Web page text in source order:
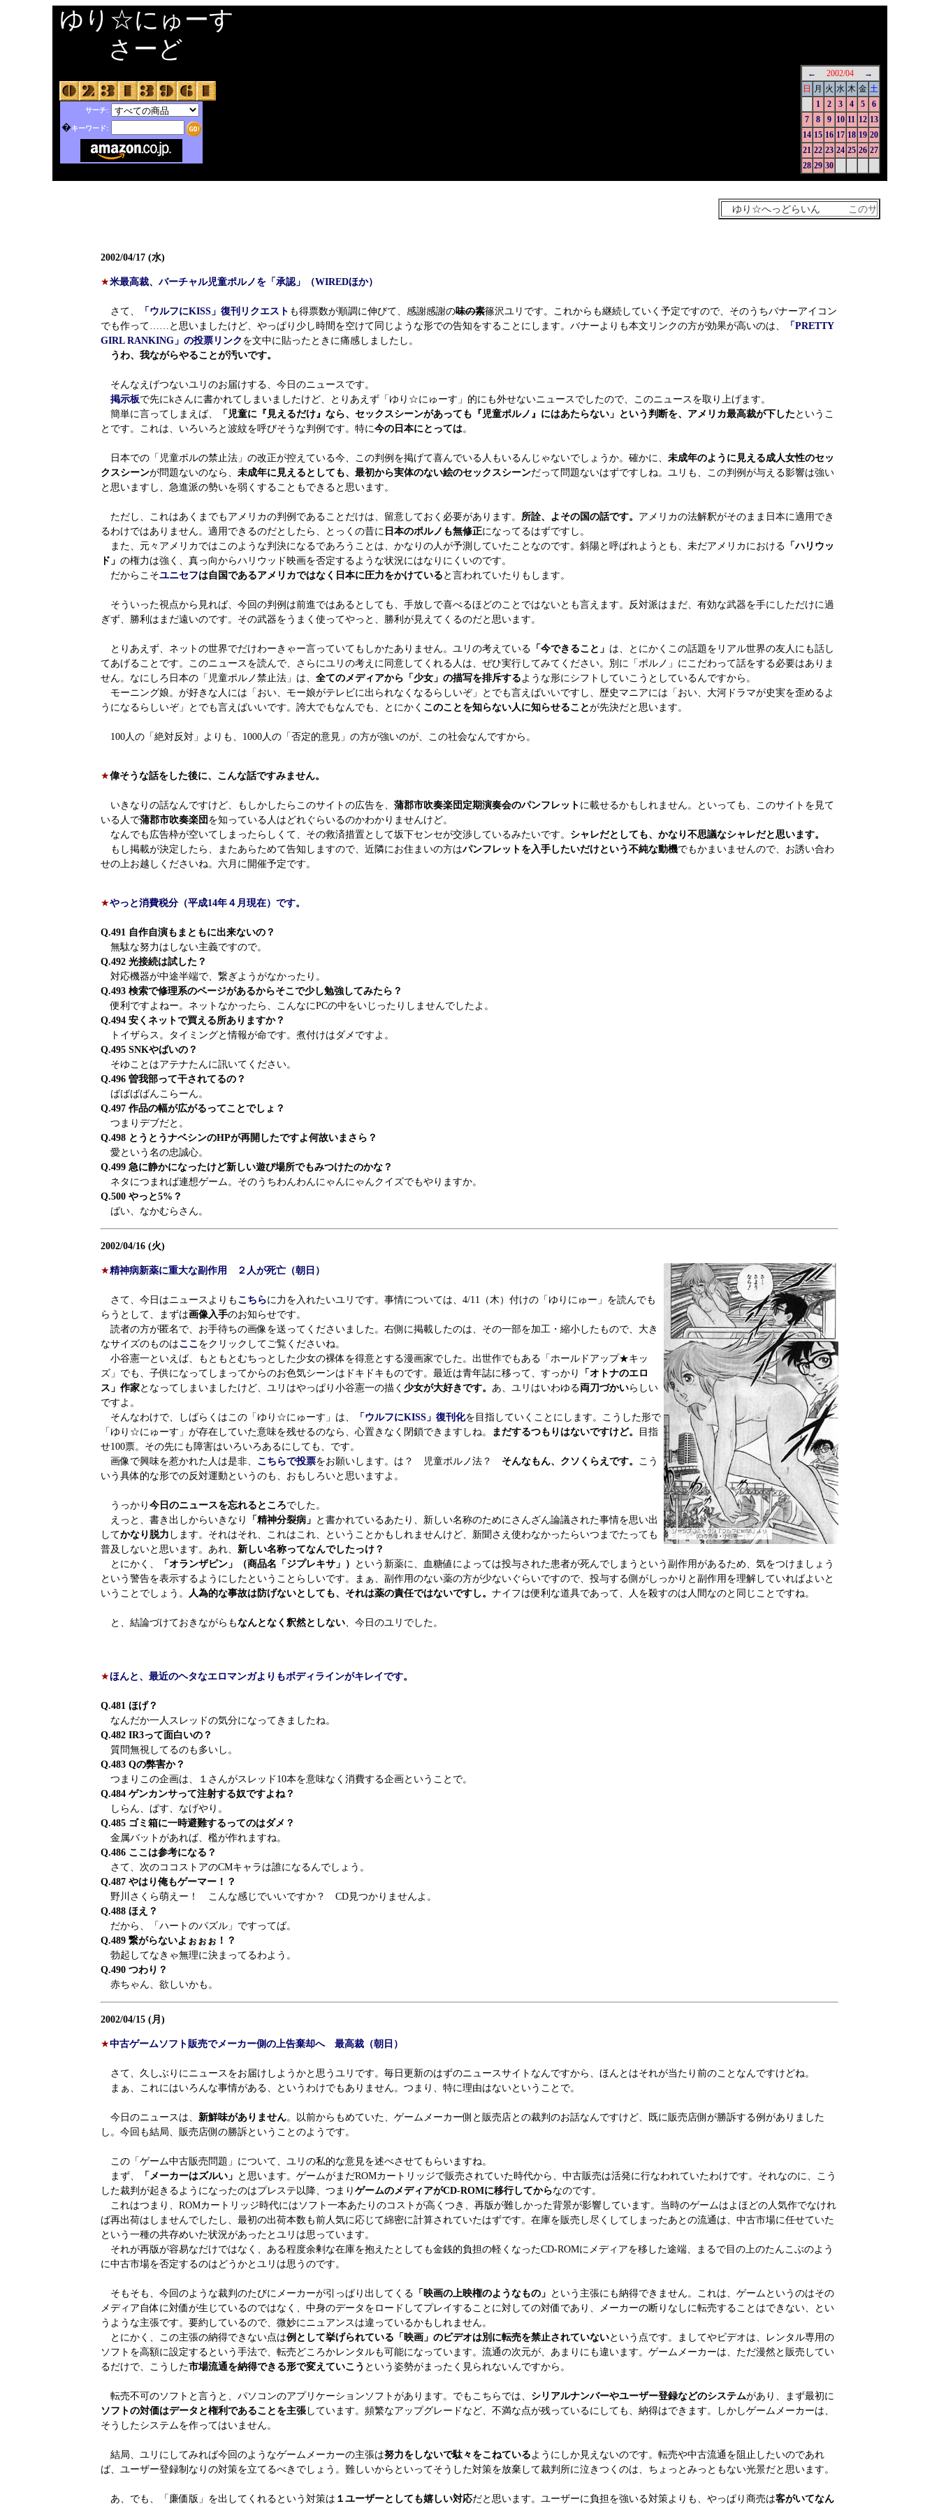
ゆり☆にゅーす
さーど
サーチ:
�キーワード:
← 2002/04
→
日
月 火 水 木 金 土
1
2 3 4 5
6
7
8 9 10 11 12 13
14 15 16 17 18 19 20
21 22 23 24 25 26 27
28 29 30
2002/04/17 (水)
★米最高裁、バーチャル児童ポルノを「承認」（WIREDほか）
さて、 「ウルフにKISS」復刊リクエスト も得票数が順調に伸びて、感謝感謝の味の素篠沢ユリです。これからも継続していく予定ですので、そのうちバナーアイコン
でも作って……と思いましたけど、やっぱり少し時間を空けて同じような形での告知をすることにします。バナーよりも本文リンクの方が効果が高いのは、
「PRETTY
GIRL RANKING」の投票リンク を文中に貼ったときに痛感しましたし。
うわ、我ながらやることが汚いです。
そんなえげつないユリのお届けする、今日のニュースです。
掲示板で先にkさんに書かれてしまいましたけど、とりあえず「ゆり☆にゅーす」的にも外せないニュースでしたので、このニュースを取り上げます。
簡単に言ってしまえば、
「児童に『見えるだけ』なら、セックスシーンがあっても『児童ポルノ』にはあたらない」という判断を、アメリカ最高裁が下した というこ
とです。これは、いろいろと波紋を呼びそうな判例です。特に今の日本にとっては。
日本での「児童ボルの禁止法」の改正が控えている今、この判例を掲げて喜んでいる人もいるんじゃないでしょうか。確かに、 未成年のように見える成人女性のセッ
クスシーンが問題ないのなら、 未成年に見えるとしても、最初から実体のない絵のセックスシーンだって問題ないはずですしね。ユリも、この判例が与える影響は強い
と思いますし、急進派の勢いを弱くすることもできると思います。
ただし、これはあくまでもアメリカの判例であることだけは、留意しておく必要があります。 所詮、よその国の話です。 アメリカの法解釈がそのまま日本に適用でき
るわけではありません。適用できるのだとしたら、とっくの昔に 日本のポルノも無修正になってるはずですし。
また、元々アメリカではこのような判決になるであろうことは、かなりの人が予測していたことなのです。斜陽と呼ばれようとも、未だアメリカにおける 「ハリウッ
ド」 の権力は強く、真っ向からハリウッド映画を否定するような状況にはなりにくいのです。
だからこそユニセフは自国であるアメリカではなく日本に圧力をかけている と言われていたりもします。
そういった視点から見れば、今回の判例は前進ではあるとしても、手放しで喜べるほどのことではないとも言えます。反対派はまだ、有効な武器を手にしただけに過
ぎず、勝利はまだ遠いのです。その武器をうまく使ってやっと、勝利が見えてくるのだと思います。
とりあえず、ネットの世界でだけわーきゃー言っていてもしかたありません。ユリの考えている 「今できること」 は、とにかくこの話題をリアル世界の友人にも話し
てあげることです。このニュースを読んで、さらにユリの考えに同意してくれる人は、ぜひ実行してみてください。別に「ポルノ」にこだわって話をする必要はありま
せん。なにしろ日本の「児童ポルノ禁止法」は、 全てのメディアから「少女」の描写を排斥するような形にシフトしていこうとしているんですから。
モーニング娘。が好きな人には「おい、モー娘がテレビに出られなくなるらしいぞ」とでも言えばいいですし、歴史マニアには「おい、大河ドラマが史実を歪めるよ
うになるらしいぞ」とでも言えばいいです。誇大でもなんでも、とにかく このことを知らない人に知らせることが先決だと思います。
100人の「絶対反対」よりも、1000人の「否定的意見」の方が強いのが、この社会なんですから。
★偉そうな話をした後に、こんな話ですみません。
いきなりの話なんですけど、もしかしたらこのサイトの広告を、 蒲郡市吹奏楽団定期演奏会のパンフレット に載せるかもしれません。といっても、このサイトを見て
いる人で蒲郡市吹奏楽団 を知っている人はどれぐらいるのかわかりませんけど。
なんでも広告枠が空いてしまったらしくて、その救済措置として坂下センセが交渉しているみたいです。 シャレだとしても、かなり不思議なシャレだと思います。
もし掲載が決定したら、またあらためて告知しますので、近隣にお住まいの方はパンフレットを入手したいだけという不純な動機でもかまいませんので、お誘い合わ
せの上お越しくださいね。六月に開催予定です。
★やっと消費税分（平成14年４月現在）です。
Q.491 自作自演もまともに出来ないの？
無駄な努力はしない主義ですので。
Q.492 光接続は試した？
対応機器が中途半端で、繋ぎようがなかったり。
Q.493 検索で修理系のページがあるからそこで少し勉強してみたら？
便利ですよねー。ネットなかったら、こんなにPCの中をいじったりしませんでしたよ。
Q.494 安くネットで買える所ありますか？
トイザらス。タイミングと情報が命です。煮付けはダメですよ。
Q.495 SNKやばいの？
そゆことはアテナたんに訊いてください。
Q.496 曽我部って干されてるの？
ばばばばんこらーん。
Q.497 作品の幅が広がるってことでしょ？
つまりデブだと。
Q.498 とうとうナベシンのHPが再開したですよ何故いまさら？
愛という名の忠誠心。
Q.499 急に静かになったけど新しい遊び場所でもみつけたのかな？
ネタにつまれば連想ゲーム。そのうちわんわんにゃんにゃんクイズでもやりますか。
Q.500 やっと5%？
ばい、なかむらさん。
2002/04/16 (火)
★精神病新薬に重大な副作用 ２人が死亡（朝日）
さて、今日はニュースよりも こちらに力を入れたいユリです。事情については、4/11（木）付けの「ゆりにゅー」を読んでも
らうとして、まずは画像入手のお知らせです。
読者の方が匿名で、お手待ちの画像を送ってくださいました。右側に掲載したのは、その一部を加工・縮小したもので、大き
なサイズのものはここ をクリックしてご覧くださいね。
小谷憲一といえば、もともとむちっとした少女の裸体を得意とする漫画家でした。出世作でもある「ホールドアップ★キッ
ズ」でも、子供になってしまってからのお色気シーンはドキドキものです。最近は青年誌に移って、すっかり
「オトナのエロ
ス」作家となってしまいましたけど、ユリはやっぱり小谷憲一の描く 少女が大好きです。 あ、ユリはいわゆる両刀づかいらしい
ですよ。
そんなわけで、しばらくはこの「ゆり☆にゅーす」は、
「ウルフにKISS」復刊化を目指していくことにします。こうした形で
「ゆり☆にゅーす」が存在していた意味を残せるのなら、心置きなく閉鎖できますしね。
まだするつもりはないですけど。
目指
せ100票。その先にも障害はいろいろあるにしても、です。
画像で興味を惹かれた人は是非、 こちらで投票をお願いします。は？ 児童ポルノ法？ そんなもん、クソくらえです。 こう
いう具体的な形での反対運動というのも、おもしろいと思いますよ。
うっかり 今日のニュースを忘れるところでした。
えっと、書き出しからいきなり
「精神分裂病」 と書かれているあたり、新しい名称のためにさんざん論議された事情を思い出
してかなり脱力 します。それはそれ、これはこれ、ということかもしれませんけど、新聞さえ使わなかったらいつまでたっても
普及しないと思います。あれ、 新しい名称ってなんでしたっけ？
とにかく、
「オランザピン」（商品名「ジプレキサ」）
という新薬に、血糖値によっては投与された患者が死んでしまうという副作用があるため、気をつけましょう
という警告を表示するようにしたということらしいです。まぁ、副作用のない薬の方が少ないぐらいですので、投与する側がしっかりと副作用を理解していればよいと
いうことでしょう。
人為的な事故は防げないとしても、それは薬の責任ではないですし。 ナイフは便利な道具であって、人を殺すのは人間なのと同じことですね。
と、結論づけておきながらもなんとなく釈然としない、今日のユリでした。
★ほんと、最近のヘタなエロマンガよりもボディラインがキレイです。
Q.481 ほげ？
なんだか一人スレッドの気分になってきましたね。
Q.482 IR3って面白いの？
質問無視してるのも多いし。
Q.483 Qの弊害か？
つまりこの企画は、１さんがスレッド10本を意味なく消費する企画ということで。
Q.484 ゲンカンサって注射する奴ですよね？
しらん、ぱす、なげやり。
Q.485 ゴミ箱に一時避難するってのはダメ？
金属バットがあれば、檻が作れますね。
Q.486 ここは参考になる？
さて、次のココストアのCMキャラは誰になるんでしょう。
Q.487 やはり俺もゲーマー！？
野川さくら萌えー！ こんな感じでいいですか？ CD見つかりませんよ。
Q.488 ほえ？
だから、「ハートのパズル」ですってば。
Q.489 繋がらないよぉぉぉ！？
勃起してなきゃ無理に決まってるわよう。
Q.490 つわり？
赤ちゃん、欲しいかも。
2002/04/15 (月)
★中古ゲームソフト販売でメーカー側の上告棄却へ 最高裁（朝日）
さて、久しぶりにニュースをお届けしようかと思うユリです。毎日更新のはずのニュースサイトなんですから、ほんとはそれが当たり前のことなんですけどね。
まぁ、これにはいろんな事情がある、というわけでもありません。つまり、特に理由はないということで。
今日のニュースは、 新鮮味がありません。以前からもめていた、ゲームメーカー側と販売店との裁判のお話なんですけど、既に販売店側が勝訴する例がありました
し。今回も結局、販売店側の勝訴ということのようです。
この「ゲーム中古販売問題」について、ユリの私的な意見を述べさせてもらいますね。
まず、
「メーカーはズルい」 と思います。ゲームがまだROMカートリッジで販売されていた時代から、中古販売は活発に行なわれていたわけです。それなのに、こう
した裁判が起きるようになったのはプレステ以降、つまり ゲームのメディアがCD-ROMに移行してからなのです。
これはつまり、ROMカートリッジ時代にはソフト一本あたりのコストが高くつき、再版が難しかった背景が影響しています。当時のゲームはよほどの人気作でなけれ
ば再出荷はしませんでしたし、最初の出荷本数も前人気に応じて綿密に計算されていたはずです。在庫を販売し尽くしてしまったあとの流通は、中古市場に任せていた
という一種の共存めいた状況があったとユリは思っています。
それが再版が容易なだけではなく、ある程度余剰な在庫を抱えたとしても金銭的負担の軽くなったCD-ROMにメディアを移した途端、まるで目の上のたんこぶのよう
に中古市場を否定するのはどうかとユリは思うのです。
そもそも、今回のような裁判のたびにメーカーが引っぱり出してくる 「映画の上映権のようなもの」 という主張にも納得できません。これは、ゲームというのはその
メディア自体に対価が生じているのではなく、中身のデータをロードしてプレイすることに対しての対価であり、メーカーの断りなしに転売することはできない、とい
うような主張です。要約しているので、微妙にニュアンスは違っているかもしれません。
とにかく、この主張の納得できない点は例として挙げられている「映画」のビデオは別に転売を禁止されていないという点です。ましてやビデオは、レンタル専用の
ソフトを高額に設定するという手法で、転売どころかレンタルも可能になっています。流通の次元が、あまりにも違います。ゲームメーカーは、ただ漫然と販売してい
るだけで、こうした市場流通を納得できる形で変えていこう という姿勢がまったく見られないんですから。
転売不可のソフトと言うと、パソコンのアプリケーションソフトがあります。でもこちらでは、 シリアルナンバーやユーザー登録などのシステムがあり、まず最初に
ソフトの対価はデータと権利であることを主張 しています。頻繁なアップグレードなど、不満な点が残っているにしても、納得はできます。しかしゲームメーカーは、
そうしたシステムを作ってはいません。
結局、ユリにしてみれば今回のようなゲームメーカーの主張は努力をしないで駄々をこねているようにしか見えないのです。転売や中古流通を阻止したいのであれ
ば、ユーザー登録制なりの対策を立てるべきでしょう。難しいからといってそうした対策を放棄して裁判所に泣きつくのは、ちょっとみっともない光景だと思います。
あ、でも、「廉価版」を出してくれるという対策は １ユーザーとしても嬉しい対応だと思います。ユーザーに負担を強いる対策よりも、やっぱり商売は客がいてなん